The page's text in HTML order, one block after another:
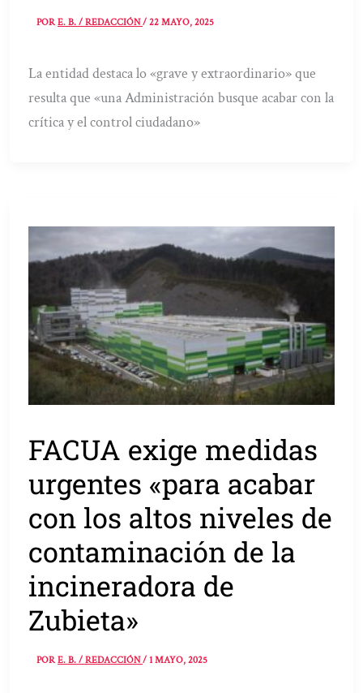
PORE. B. / REDACCIÓN/22 MAYO, 2025
La entidad destaca lo «grave y extraordinario» que
resulta que «una Administración busque acabar con la
crítica y el control ciudadano»
FACUA exige medidas
urgentes «para acabar
con los altos niveles de
contaminación de la
incineradora de
Zubieta»
PORE. B. / REDACCIÓN/1 MAYO, 2025